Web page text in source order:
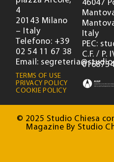
4
20143 Milano
– Italy
Telefono: +39
02 54 11 67 38
Email:
TERMS OF USE
PRIVACY POLICY
COOKIE POLICY
46047
Italy
PEC:
C.F. / P.
© 2025 Studio Chiesa
Magazine By Studio